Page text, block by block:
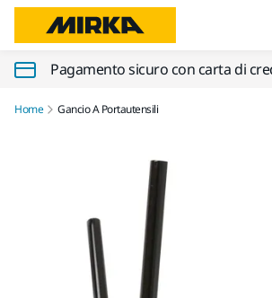
Pagamento sicuro con carta di
Home Gancio A Portautensili